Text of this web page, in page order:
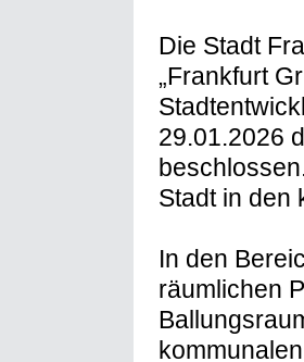
Die Stadt
„Frankfurt
29.01.2026
Stadt in den
In den
räumlichen